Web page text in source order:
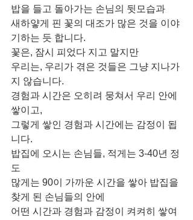
밥을 들고 돌아가는 손님의 뒷모습과
새하얗게 핀 꽃의 대조가 많은 것을 이야
기하는 듯 합니다.
꽃은, 잠시 피었다 지고 말지만
우리는, 우리가 겪은 것들은 그냥 지나가
지 않습니다.
경험과 시간은 오히려 뭉쳐서 우리 안에
쌓이고,
그렇게 쌓인 경험과 시간에는 감정이 됩
니다.
밥집에 오시는 손님들, 적게는 3-40년 정
도
많게는 90이 가까운 시간을 쌓아 밥집을
찾게 된 손님들의 안에
어떤 시간과 경험과 감정이 켜켜히 쌓여